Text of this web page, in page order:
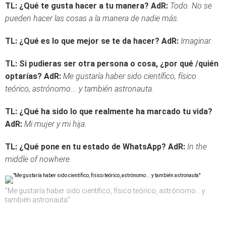
TL: ¿Qué te gusta hacer a tu manera? AdR: Todo. No se
pueden hacer las cosas a la manera de nadie más.
TL: ¿Qué es lo que mejor se te da hacer? AdR: Imaginar.
TL: Si pudieras ser otra persona o cosa, ¿por qué /quién
optarías? AdR: Me gustaría haber sido científico, físico
teórico, astrónomo... y también astronauta.
TL: ¿Qué ha sido lo que realmente ha marcado tu vida?
AdR: Mi mujer y mi hija.
TL: ¿Qué pone en tu estado de WhatsApp? AdR: In the
middle of nowhere.
"Me gustaría haber sido científico, físico teórico, astrónomo... y
también astronauta"